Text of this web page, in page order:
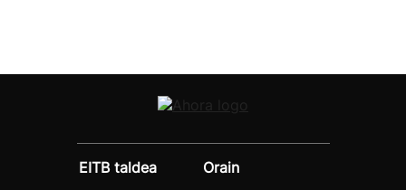
EITB taldea
Orain